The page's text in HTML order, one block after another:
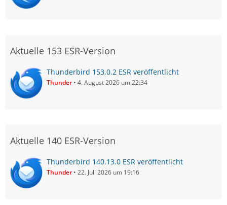
Aktuelle 153 ESR-Version
Thunderbird 153.0.2 ESR veröffentlicht
Thunder 4. August 2026 um 22:34
Aktuelle 140 ESR-Version
Thunderbird 140.13.0 ESR veröffentlicht
Thunder 22. Juli 2026 um 19:16